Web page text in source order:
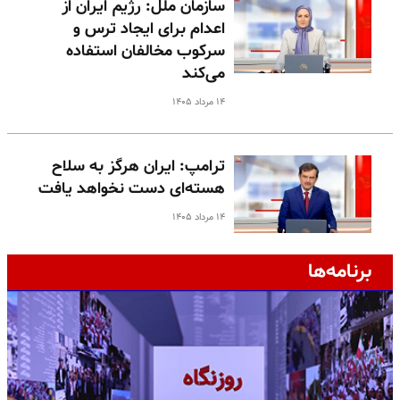
سازمان ملل: رژیم ایران از
اعدام برای ایجاد ترس و
سرکوب مخالفان استفاده
می‌کند
۱۴ مرداد ۱۴۰۵
ترامپ: ایران هرگز به سلاح
هسته‌ای دست نخواهد یافت
۱۴ مرداد ۱۴۰۵
برنامه‌ها